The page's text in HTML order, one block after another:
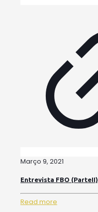
Março 9, 2021
Entrevista FBO (ParteII)
Read more